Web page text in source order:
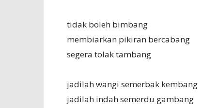
tidak boleh bimbang
membiarkan pikiran bercabang
segera tolak tambang
jadilah wangi semerbak kembang
jadilah indah semerdu gambang